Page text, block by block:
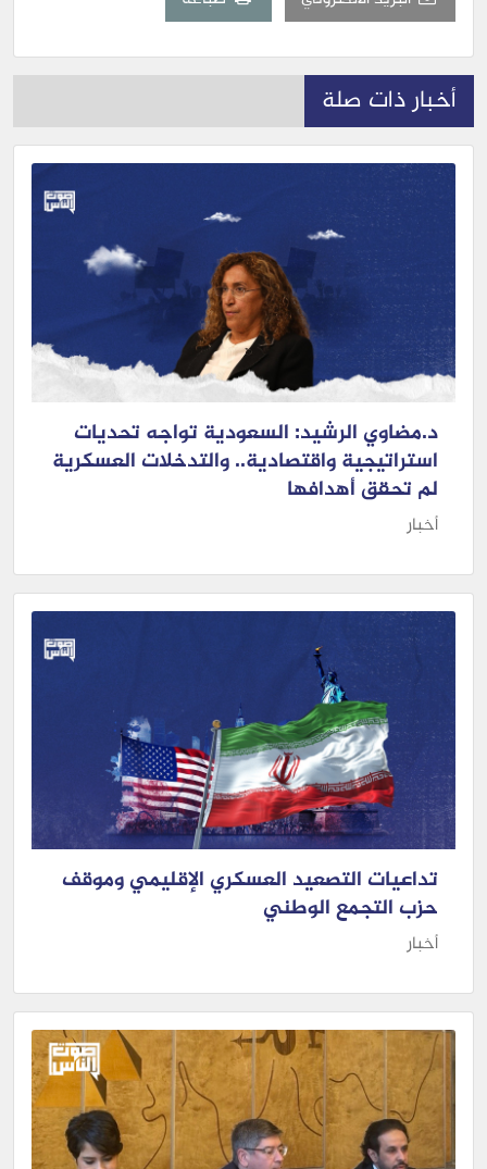
أخبار ذات صلة
د.مضاوي الرشيد: السعودية تواجه تحديات
استراتيجية واقتصادية.. والتدخلات العسكرية
لم تحقق أهدافها
أخبار
تداعيات التصعيد العسكري الإقليمي وموقف
حزب التجمع الوطني
أخبار